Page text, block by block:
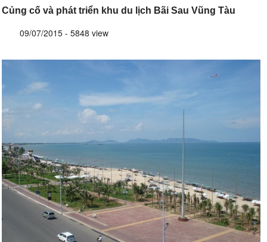
Củng cố và phát triển khu du lịch Bãi Sau Vũng Tàu
09/07/2015 - 5848 view